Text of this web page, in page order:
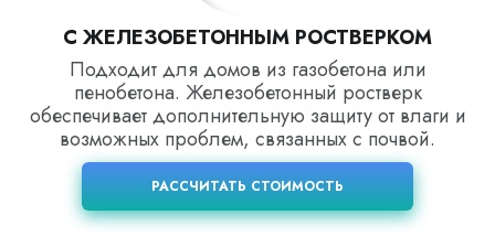
С ЖЕЛЕЗОБЕТОННЫМ РОСТВЕРКОМ
Подходит для домов из газобетона или
пенобетона. Железобетонный ростверк
обеспечивает дополнительную защиту от влаги и
возможных проблем, связанных с почвой.
РАССЧИТАТЬ СТОИМОСТЬ